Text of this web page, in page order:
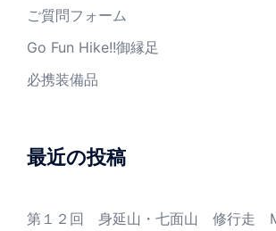
ご質問フォーム
Go Fun Hike!!御縁足
必携装備品
最近の投稿
第１２回 身延山・七面山 修行走